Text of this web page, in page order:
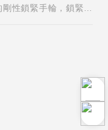
性鎖緊手輪，鎖緊牢
性導軌導向，彈簧複